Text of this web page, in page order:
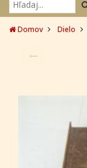
Domov Dielo